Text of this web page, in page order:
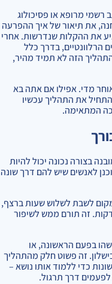
מרופא או פסיכולוג
את תיאור של איך ההפרעה
את ההקלות שנדרשות. אחרי
בדרך כלל
הזה לא תמיד מהיר,
מדי. אפילו אם אתה בא
את התהליך עכשיו
המתאימה.
בצורה נכונה יכול להיות
לאנשים שיש להם דרך שונה
לשבת לשלוש שעות ברצף,
ללמוד 45 דקות עם הפסקה של 10-15 דקות. זה תורם ממש לשיפור
בפעם הראשונה, או
זה פשוט חלק מהתהליך
כדי ללמוד אותו נושא –
דרך תרגול.